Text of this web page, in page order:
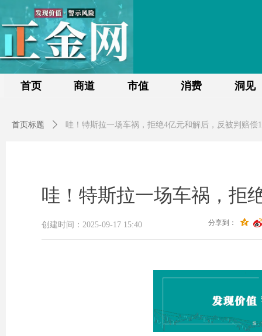
首页 商道 市值 消费 洞见
哇！特斯拉一场车祸，拒
创建时间： 2025-09-17 15:40 分享到：
首页标题 ꄲ 哇！特斯拉一场车祸，拒绝4亿元和解后，反被判赔偿